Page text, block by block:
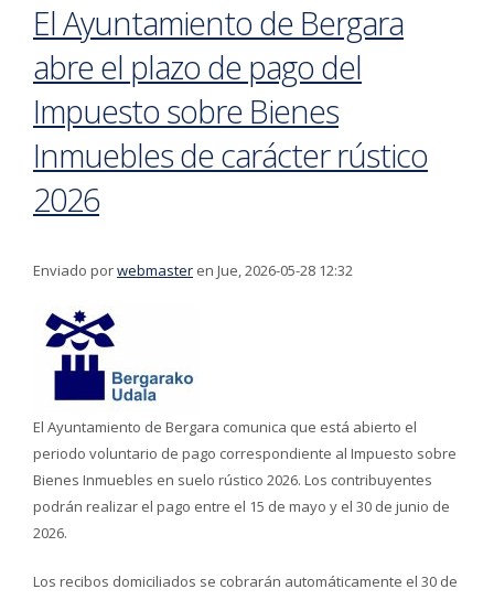
El Ayuntamiento de Bergara
abre el plazo de pago del
Impuesto sobre Bienes
Inmuebles de carácter rústico
2026
Enviado porwebmaster en Jue, 2026-05-28 12:32
El Ayuntamiento de Bergara comunica que está abierto el
periodo voluntario de pago correspondiente al Impuesto sobre
Bienes Inmuebles en suelo rústico 2026. Los contribuyentes
podrán realizar el pago entre el 15 de mayo y el 30 de junio de
2026.
Los recibos domiciliados se cobrarán automáticamente el 30 de